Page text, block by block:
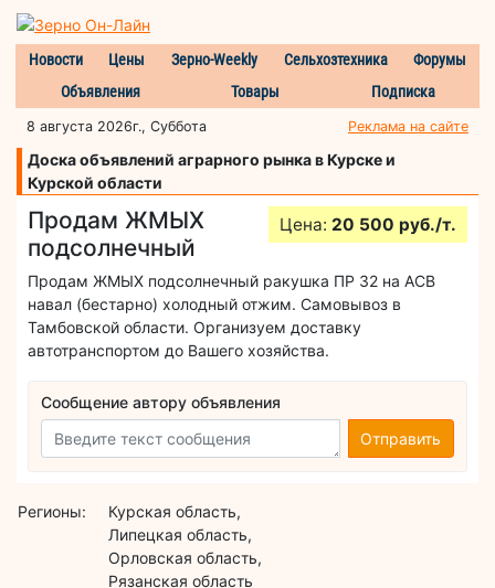
Новости Цены Зерно-Weekly Сельхозтехника
Форумы
Объявления
Товары Подписка
8 августа 2026г., Суббота Реклама на сайте
Доска объявлений аграрного рынка в Курске и
Курской области
Продам ЖМЫХ
подсолнечный
Цена: 20 500 руб./т.
Продам ЖМЫХ подсолнечный ракушка ПР 32 на АСВ
навал (бестарно) холодный отжим. Самовывоз в
Тамбовской области. Организуем доставку
автотранспортом до Вашего хозяйства.
Сообщение автору объявления
Отправить
Регионы:
Курская область,
Липецкая область,
Орловская область,
Рязанская область